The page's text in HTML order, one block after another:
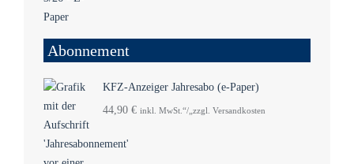
Abonnement
KFZ-Anzeiger Jahresabo (e-Paper)
44,90 € inkl. MwSt.“/„zzgl. Versandkosten